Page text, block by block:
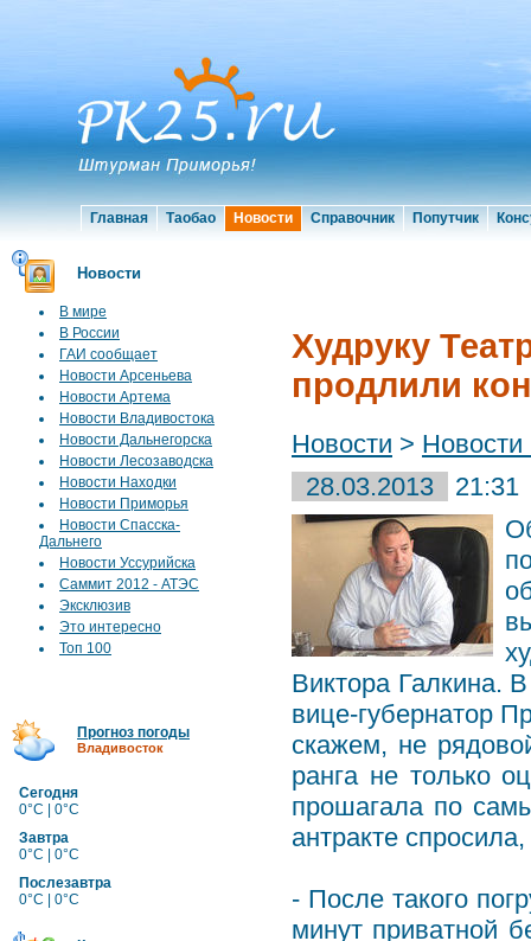
Главная Таобао Новости Справочник Попутчик
Новости
В мире
В России
ГАИ сообщает
Новости Арсеньева
Новости Артема
Новости Владивостока
Новости Дальнегорска
Новости Лесозаводска
Новости Находки
Новости Приморья
Новости Спасска-
Дальнего
Новости Уссурийска
Саммит 2012 - АТЭС
Эксклюзив
Это интересно
Топ 100
Прогноз погоды
Владивосток
Сегодня
0°C | 0°C
Завтра
0°C | 0°C
Послезавтра
0°C | 0°C
Худруку
продлили
Новости > Новости
28.03.2013
21:31
Виктора Галкина.
вице-губернатор
скажем, не
ранга не только
прошагала по
антракте
- После такого
минут приватной